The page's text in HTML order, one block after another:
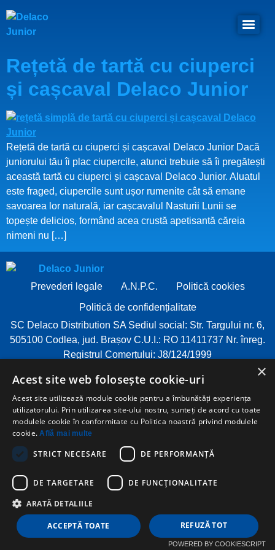
Rețetă de tartă cu ciuperci
și cașcaval Delaco Junior
Rețetă de tartă cu ciuperci și cașcaval Delaco Junior Dacă
juniorului tău îi plac ciupercile, atunci trebuie să îi pregătești
această tartă cu ciuperci și cașcaval Delaco Junior. Aluatul
este fraged, ciupercile sunt ușor rumenite cât să emane
savoarea lor naturală, iar cașcavalul Nasturii Lunii se
topește delicios, formând acea crustă apetisantă căreia
nimeni nu […]
Prevederi legale A.N.P.C.
Politică cookies
Politică de confidențialitate
SC Delaco Distribution SA Sediul social: Str. Targului nr. 6,
505100 Codlea, jud. Brașov C.U.I.: RO 11411737 Nr. înreg.
Registrul Comerțului: J8/124/1999
Social media & sharing icons powered byUltimatelySocial
×
Acest site web folosește cookie-uri
Acest site utilizează module cookie pentru a îmbunătăți experiența
utilizatorului. Prin utilizarea site-ului nostru, sunteți de acord cu toate
modulele cookie în conformitate cu Politica noastră privind modulele
cookie.Află mai multe
STRICT NECESARE DE PERFORMANȚĂ
DE TARGETARE DE FUNCŢIONALITATE
ARATĂ DETALIILE
ACCEPTĂ TOATE REFUZĂ TOT
POWERED BY COOKIESCRIPT